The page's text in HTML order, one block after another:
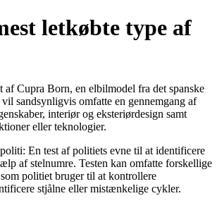
letkøbte type af
af Cupra Born, en elbilmodel fra det spanske
sandsynligvis omfatte en gennemgang af
interiør og eksteriørdesign samt
eller teknologier.
En test af politiets evne til at identificere
af stelnumre. Testen kan omfatte forskellige
politiet bruger til at kontrollere
stjålne eller mistænkelige cykler.